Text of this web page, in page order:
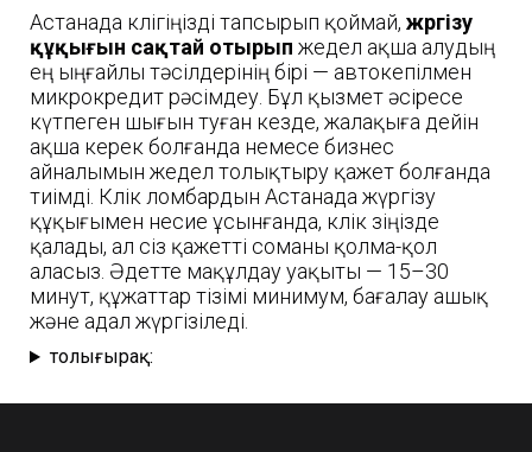
Астанада көлігіңізді тапсырып қоймай, жүргізу
құқығын сақтай отырып жедел ақша алудың
ең ыңғайлы тәсілдерінің бірі — автокепілмен
микрокредит рәсімдеу. Бұл қызмет әсіресе
күтпеген шығын туған кезде, жалақыға дейін
ақша керек болғанда немесе бизнес
айналымын жедел толықтыру қажет болғанда
тиімді. Көлік ломбардын Астанада жүргізу
құқығымен несие ұсынғанда, көлік өзіңізде
қалады, ал сіз қажетті соманы қолма-қол
аласыз. Әдетте мақұлдау уақыты — 15–30
минут, құжаттар тізімі минимум, бағалау ашық
және адал жүргізіледі.
толығырақ: